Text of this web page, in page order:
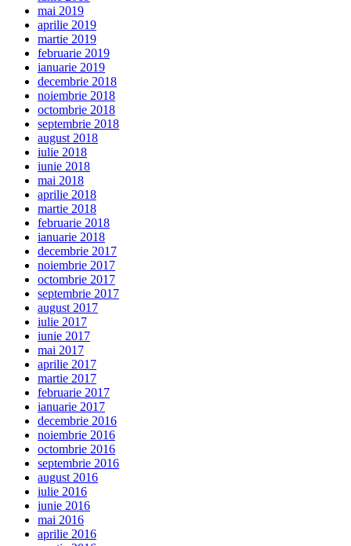
mai 2019
aprilie 2019
martie 2019
februarie 2019
ianuarie 2019
decembrie 2018
noiembrie 2018
octombrie 2018
septembrie 2018
august 2018
iulie 2018
iunie 2018
mai 2018
aprilie 2018
martie 2018
februarie 2018
ianuarie 2018
decembrie 2017
noiembrie 2017
octombrie 2017
septembrie 2017
august 2017
iulie 2017
iunie 2017
mai 2017
aprilie 2017
martie 2017
februarie 2017
ianuarie 2017
decembrie 2016
noiembrie 2016
octombrie 2016
septembrie 2016
august 2016
iulie 2016
iunie 2016
mai 2016
aprilie 2016